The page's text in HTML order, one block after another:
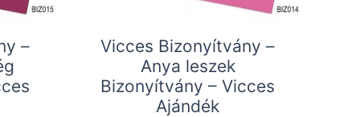
–
Vicces Bizonyítvány –
Anya leszek
Bizonyítvány – Vicces
Ajándék